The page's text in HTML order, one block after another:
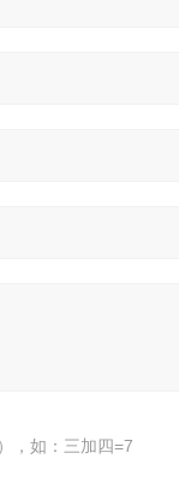
，如：三加四=7